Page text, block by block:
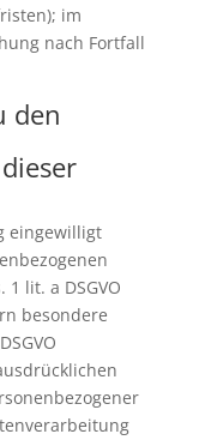
im
nach Fortfall
den
eingewilligt
lit. a DSGVO
besondere